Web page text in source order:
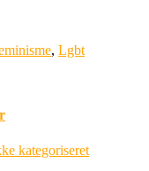
, Lgbt
kategoriseret